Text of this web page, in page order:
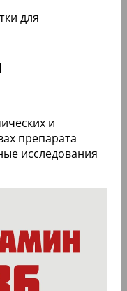
и
препарата
исследования